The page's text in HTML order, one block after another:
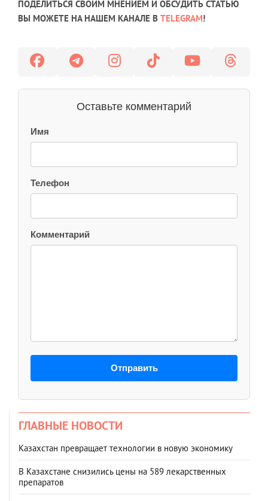
ПОДЕЛИТЬСЯ СВОИМ МНЕНИЕМ И ОБСУДИТЬ СТАТЬЮ
ВЫ МОЖЕТЕ НА НАШЕМ КАНАЛЕ В TELEGRAM!
Оставьте комментарий
Имя
Телефон
Комментарий
Отправить
ГЛАВНЫЕ НОВОСТИ
Казахстан превращает технологии в новую экономику
В Казахстане снизились цены на 589 лекарственных
препаратов